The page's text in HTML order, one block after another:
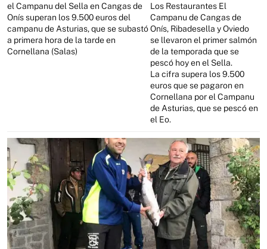
el Campanu del Sella en Cangas de
Onís superan los 9.500 euros del
campanu de Asturias, que se subastó
a primera hora de la tarde en
Cornellana (Salas)
Los Restaurantes El
Campanu de Cangas de
Onís, Ribadesella y Oviedo
se llevaron el primer salmón
de la temporada que se
pescó hoy en el Sella.
La cifra supera los 9.500
euros que se pagaron en
Cornellana por el Campanu
de Asturias, que se pescó en
el Eo.